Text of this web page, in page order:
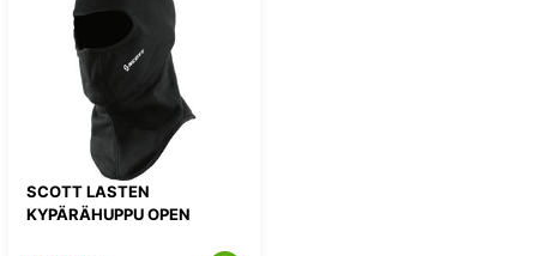
SCOTT LASTEN
KYPÄRÄHUPPU OPEN